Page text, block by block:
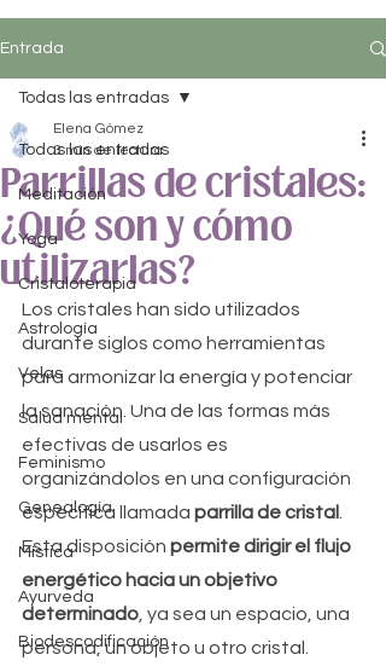
Entrada
Todas las entradas
Meditación
Yoga
Cristaloterapia
Astrología
Velas
Salud mental
Feminismo
Genealogía
Mística
Ayurveda
Biodescodificación
Todas las entradas
Parrillas de cristales:
¿Qué son y cómo
utilizarlas?
Elena Gómez
3 min de lectura
Los cristales han sido utilizados
durante siglos como herramientas
para armonizar la energía y potenciar
la sanación. Una de las formas más
efectivas de usarlos es
organizándolos en una configuración
específica llamada parrilla de cristal
Esta disposición permite dirigir el flujo
energético hacia un objetivo
determinado , ya sea un espacio, una
persona, un objeto u otro cristal.